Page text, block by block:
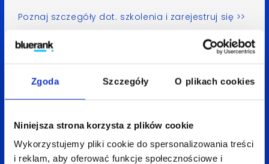
Zgoda Szczegóły O plikach cookies
Niniejsza strona korzysta z plików cookie
Wykorzystujemy pliki cookie do spersonalizowania treści
i reklam, aby oferować funkcje społecznościowe i
Poznaj szczegóły dot. szkolenia i zarejestruj się >>
—
Spodobał Ci się artykuł? Udostępnij go:
LinkedInFacebook
X